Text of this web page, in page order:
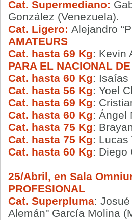
Cat. Supermediano:
González (Venezuela).
Cat. Ligero: Alejandro
AMATEURS
Cat. hasta 69 Kg: Kevin
PARA EL NACIONAL
Cat. hasta 60 Kg: Isaías
Cat. hasta 56 Kg: Yoel
Cat. hasta 69 Kg:
Cat. hasta 60 Kg: Ángel
Cat. hasta 75 Kg:
Cat. hasta 75 Kg: Lucas
Cat. hasta 60 Kg: Diego
25/Abril, en Sala
PROFESIONAL
Cat. Superpluma:
Alemán" García Molina